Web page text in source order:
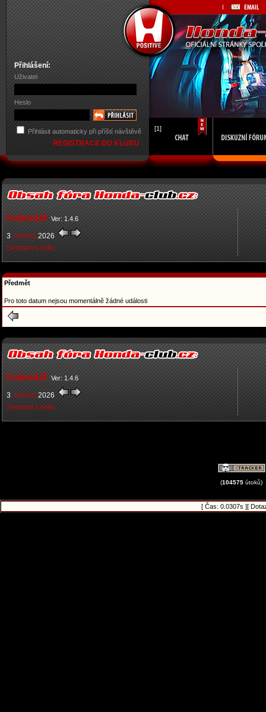
Přihlášení:
Uživatel
Heslo
Přihlásit automaticky při příští návštěvě
REGISTRACE DO KLUBU
[1]
Kalendář Ver: 1.4.6
3 červen 2026
Seznam k tisku
Předmět
Pro toto datum nejsou momentálně žádné události
Kalendář Ver: 1.4.6
3 červen 2026
Seznam k tisku
(104575 útoků)
[ Čas: 0.0307s ][